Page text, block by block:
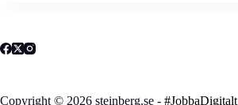
Copyright © 2026 steinberg.se - #JobbaDigitalt